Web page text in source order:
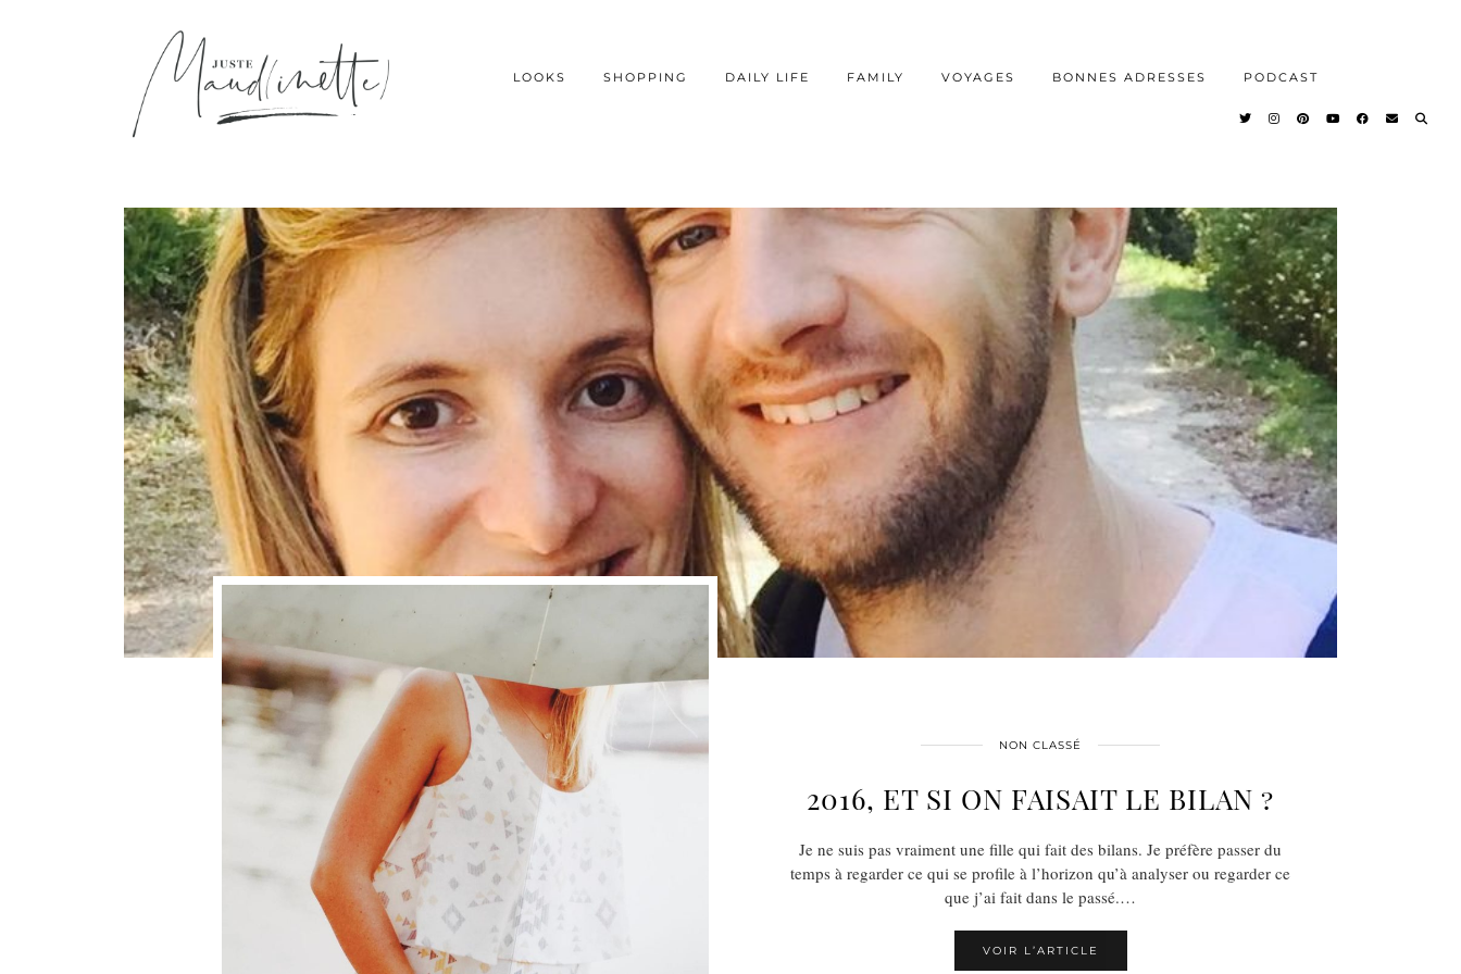
LOOKS SHOPPING DAILY LIFE FAMILY VOYAGES BONNES ADRESSES PODCAST
NON CLASSÉ
2016, ET SI ON FAISAIT LE BILAN ?
Je ne suis pas vraiment une fille qui fait des bilans. Je préfère passer du
temps à regarder ce qui se profile à l’horizon qu’à analyser ou regarder ce
que j’ai fait dans le passé.…
VOIR L’ARTICLE